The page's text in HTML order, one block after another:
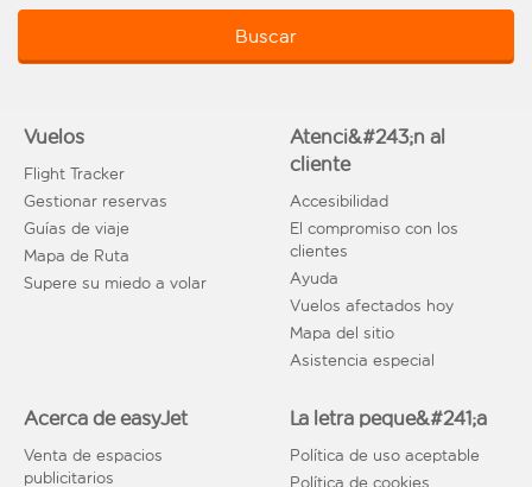
Buscar
Vuelos
Flight Tracker
Gestionar reservas
Guías de viaje
Mapa de Ruta
Supere su miedo a volar
Atenci&#243;n al
cliente
Accesibilidad
El compromiso con los
clientes
Ayuda
Vuelos afectados hoy
Mapa del sitio
Asistencia especial
Acerca de easyJet
Venta de espacios
publicitarios
La letra peque&#241;a
Política de uso aceptable
Política de cookies